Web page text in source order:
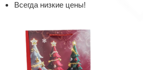
Всегда низкие цены!